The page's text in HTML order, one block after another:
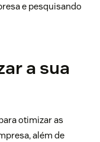
e pesquisando
a sua
otimizar as
além de